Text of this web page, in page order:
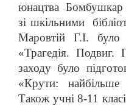
юнацтва Бомбушкар
зі шкільними
Маровтій Г.І. було
«Трагедія. Подвиг.
заходу було
«Крути:
Також учні 8-11